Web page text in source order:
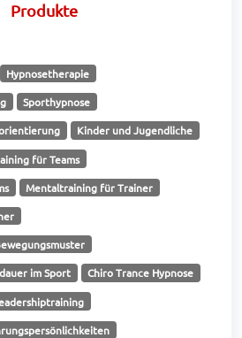
Produkte
Hypnosetherapie
Sporthypnose
Kinder und Jugendliche
für Teams
Mentaltraining für Trainer
im Sport Chiro Trance Hypnose